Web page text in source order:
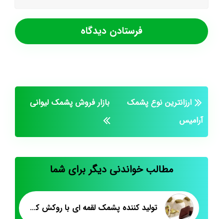
ارزانترین نوع پشمک
آرامیس
بازار فروش پشمک لیوانی
مطالب خواندنی دیگر برای شما
تولید کننده پشمک لقمه ای با روکش کاکائویی